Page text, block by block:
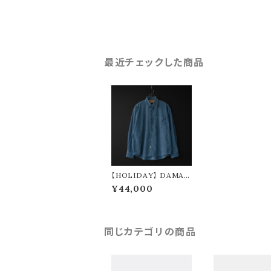
最近チェックした商品
【HOLIDAY】 DAMAG
E CORDUROY BIG S
HIRT JACKET (blue)
¥44,000
同じカテゴリの商品